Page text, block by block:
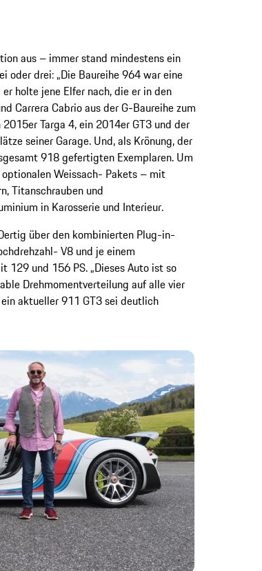
aus – immer stand mindestens ein
oder drei: „Die Baureihe 964 war eine
holte jene Elfer nach, die er in den
Carrera Cabrio aus der G-Baureihe zum
Targa 4, ein 2014er GT3 und der
seiner Garage. Und, als Krönung, der
918 gefertigten Exemplaren. Um
Weissach- Pakets – mit
Titanschrauben und
in Karosserie und Interieur.
über den kombinierten Plug-in-
V8 und je einem
129 und 156 PS. „Dieses Auto ist so
Drehmomentverteilung auf alle vier
aktueller 911 GT3 sei deutlich